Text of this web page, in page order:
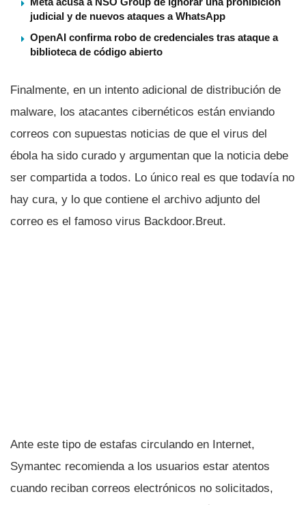
judicial y de nuevos ataques a WhatsApp
OpenAI confirma robo de credenciales tras ataque a
biblioteca de código abierto
Finalmente, en un intento adicional de distribución de
malware, los atacantes cibernéticos están enviando
correos con supuestas noticias de que el virus del
ébola ha sido curado y argumentan que la noticia debe
ser compartida a todos. Lo único real es que todaví­a no
hay cura, y lo que contiene el archivo adjunto del
correo es el famoso virus Backdoor.Breut.
Ante este tipo de estafas circulando en Internet,
Symantec recomienda a los usuarios estar atentos
cuando reciban correos electrónicos no solicitados,